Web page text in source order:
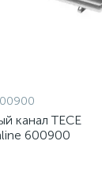
канал TECE
600900